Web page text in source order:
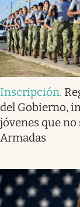
Inscripción.
del Gobierno,
jóvenes que no
Armadas